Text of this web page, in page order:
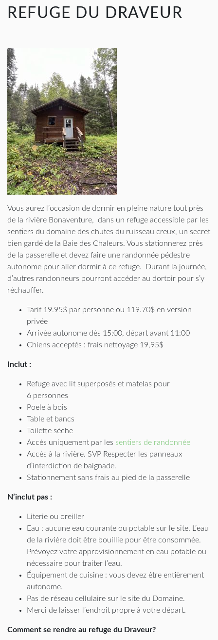
REFUGE DU DRAVEUR
Vous aurez l’occasion de dormir en pleine nature tout près
de la rivière Bonaventure, dans un refuge accessible par les
sentiers du domaine des chutes du ruisseau creux, un secret
bien gardé de la Baie des Chaleurs. Vous stationnerez près
de la passerelle et devez faire une randonnée pédestre
autonome pour aller dormir à ce refuge. Durant la journée,
d’autres randonneurs pourront accéder au dortoir pour s’y
réchauffer.
Tarif 19.95$ par personne ou 119.70$ en version
privée
Arrivée autonome dès 15:00, départ avant 11:00
Chiens acceptés : frais nettoyage 19,95$
Inclut :
Refuge avec lit superposés et matelas pour
6 personnes
Poele à bois
Table et bancs
Toilette sèche
Accès uniquement par les sentiers de randonnée
Accès à la rivière. SVP Respecter les panneaux
d’interdiction de baignade.
Stationnement sans frais au pied de la passerelle
N’inclut pas :
Literie ou oreiller
Eau : aucune eau courante ou potable sur le site. L’eau
de la rivière doit être bouillie pour être consommée.
Prévoyez votre approvisionnement en eau potable ou
nécessaire pour traiter l’eau.
Équipement de cuisine : vous devez être entièrement
autonome.
Pas de réseau cellulaire sur le site du Domaine.
Merci de laisser l’endroit propre à votre départ.
Comment se rendre au refuge du Draveur?